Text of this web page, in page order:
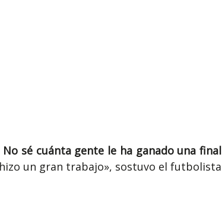
No sé cuánta gente le ha ganado una final
un gran trabajo», sostuvo el futbolista